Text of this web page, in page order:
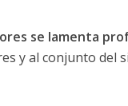
se lamenta
y al conjunto del